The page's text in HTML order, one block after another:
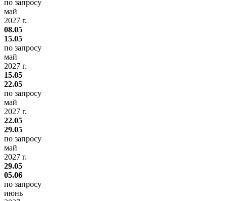
по запросу
май
2027 г.
08.05
15.05
по запросу
май
2027 г.
15.05
22.05
по запросу
май
2027 г.
22.05
29.05
по запросу
май
2027 г.
29.05
05.06
по запросу
июнь